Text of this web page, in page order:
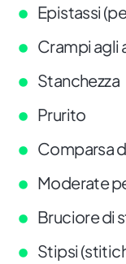
Epistassi
Crampi agli
Stanchezza
Prurito
Comparsa
Moderate
Bruciore di
Stipsi